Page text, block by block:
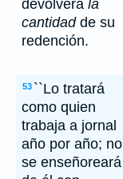
devolverá la
cantidadde su
redención.
53 ``Lo tratará
como quien
trabaja a jornal
año por año; no
se enseñoreará